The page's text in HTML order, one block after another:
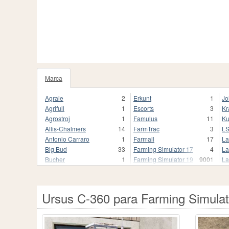
Marca
1020
Agrale
2
Agrifull
1
Agrostroj
1
Allis-Chalmers
14
Antonio Carraro
1
Big Bud
33
Bucher
1
Case
2
Case 2870 Traction King
1
Case I
1
Erkunt
1
Escorts
3
Famulus
11
FarmTrac
3
Farmall
17
Farming Simulator 17
4
Farming Simulator 19
9001
Fendt
837
Fendt Favorit 800
1
Fiat
118
LS
Ursus C-360 para Farming